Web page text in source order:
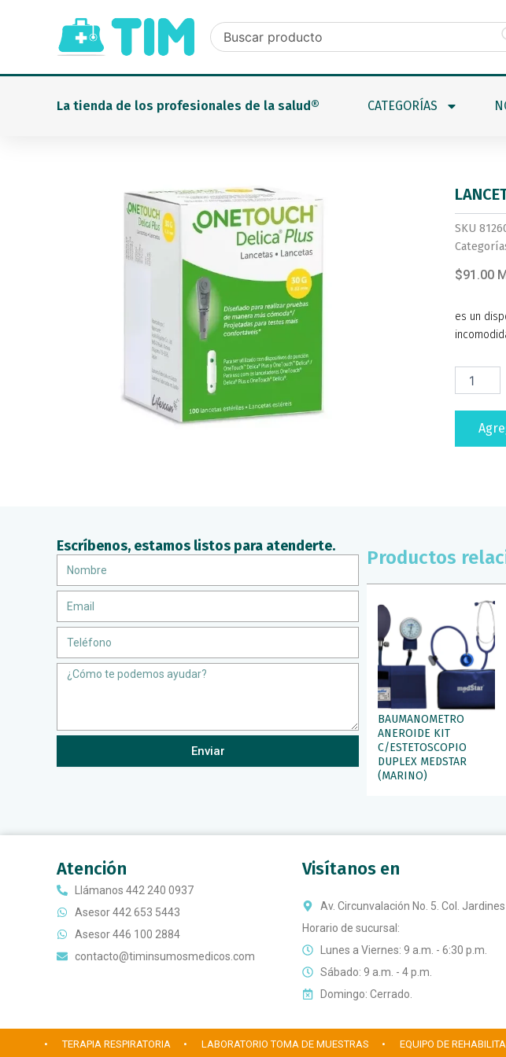
contenido
La tienda de los profesionales de la salud® CATEGORÍAS
SKU
$91.00
es un
LANCETA
DELICA
cantidad
Escríbenos, estamos listos para atenderte.
Message
Enviar
Productos
BAUMANOMETRO
ANEROIDE KIT
C/ESTETOSCOPIO
DUPLEX MEDSTAR
(MARINO)
Atención
Llámanos 442 240 0937
Asesor 442 653 5443
Asesor 446 100 2884
contacto@timinsumosmedicos.com
Visítanos en
Av. Circunvalación No. 5. Col.
Horario de sucursal:
Lunes a Viernes: 9 a.m. - 6:30 p.m.
Sábado: 9 a.m. - 4 p.m.
Domingo: Cerrado.
• TERAPIA RESPIRATORIA • LABORATORIO TOMA DE MUESTRAS • EQUIPO DE